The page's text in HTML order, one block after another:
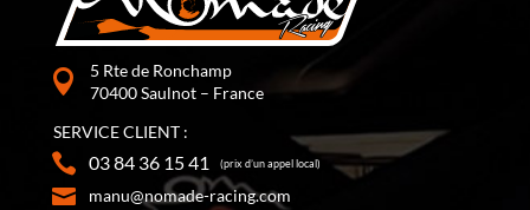
5 Rte de Ronchamp
70400 Saulnot – France
SERVICE CLIENT :
03 84 36 15 41 (prix d’un appel local)
manu@nomade-racing.com